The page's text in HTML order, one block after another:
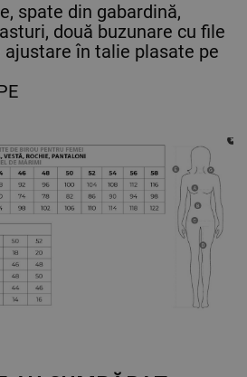
spate din gabardină,
două buzunare cu file
în talie plasate pe